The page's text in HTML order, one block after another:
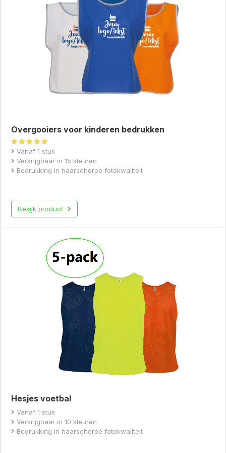
Overgooiers voor kinderen bedrukken
Gewaardeerd
5.00
uit 5
Vanaf 1 stuk
Verkrijgbaar in 15 kleuren
Bedrukking in haarscherpe fotokwaliteit
Bekijk product
Hesjes voetbal
Vanaf 1 stuk
Verkrijgbaar in 10 kleuren
Bedrukking in haarscherpe fotokwaliteit